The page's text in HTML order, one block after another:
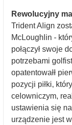
Rewolucyjny
Trident Align
McLoughlin -
połączył swoje
potrzebami
opatentowałł
pozycji piłki,
celowniczym,
ustawienia się
urządzenie jest